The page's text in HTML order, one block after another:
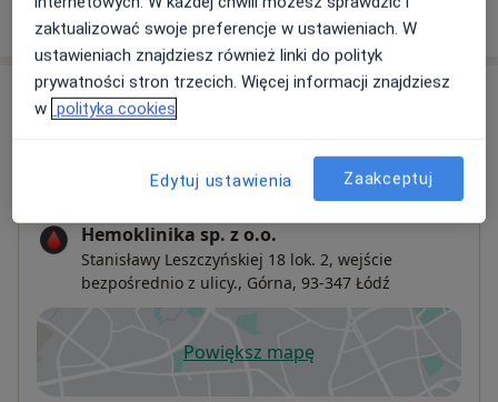
W jaki sposób ustalane są ceny?
Adresy (5)
Online 2 Adres
Hemoklinika sp. z o.o.
Stanisławy Leszczyńskiej 18 lok. 2, wejście
bezpośrednio z ulicy., Górna, 93-347 Łódź
Powiększ mapęotwiera się w nowej karcie
zaktualizować swoje preferencje w ustawieniach. W
ustawieniach znajdziesz również linki do polityk
prywatności stron trzecich. Więcej informacji znajdziesz
w polityka cookies
Edytuj ustawienia Zaakceptuj